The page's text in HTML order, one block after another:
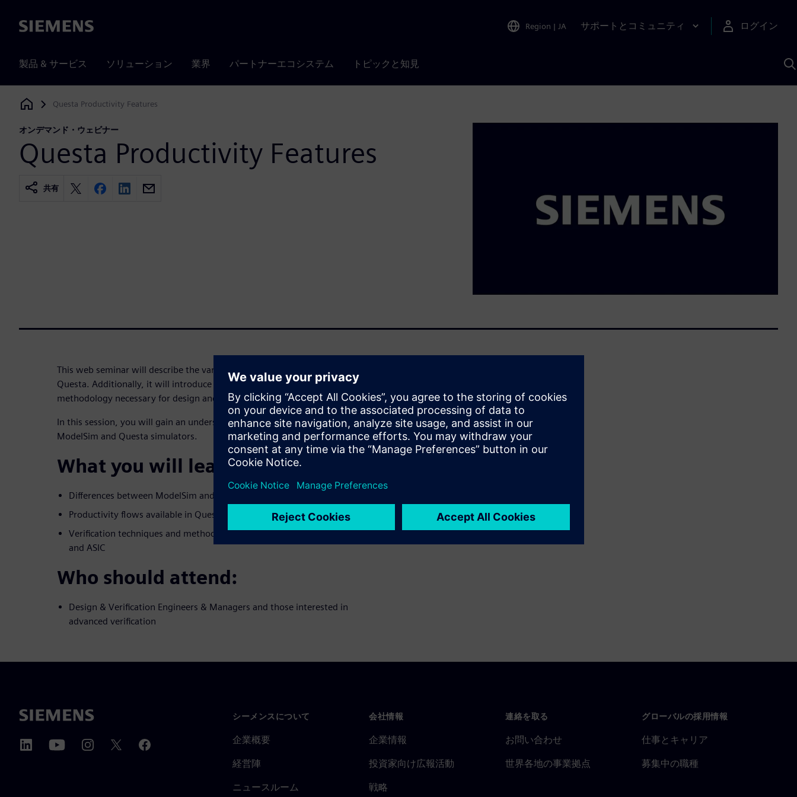
Siemens Region | JA サポートとコミュニティ ログイン
製品 & サービス ソリューション 業界 パートナーエコシステム トピックと知見
Siemens Digital Industries Software
Questa Productivity Features
オンデマンド・ウェビナー
Questa Productivity Features
共有
This web seminar will describe the various productivity flows available in
Questa. Additionally, it will introduce the advanced verification techniques and
methodology necessary for design and verification of high-end FPGA and ASIC.
In this session, you will gain an understanding of the differences between the
ModelSim and Questa simulators.
What you will learn:
Differences between ModelSim and Questa simulators
Productivity flows available in Questa
Verification techniques and methodology for verifying high-end FPGA
and ASIC
Who should attend:
Design & Verification Engineers & Managers and those interested in
advanced verification
シーメンスについて
企業概要
経営陣
ニュースルーム
会社情報
企業情報
投資家向け広報活動
戦略
連絡を取る
お問い合わせ
世界各地の事業拠点
グローバルの採用情報
仕事とキャリア
募集中の職種